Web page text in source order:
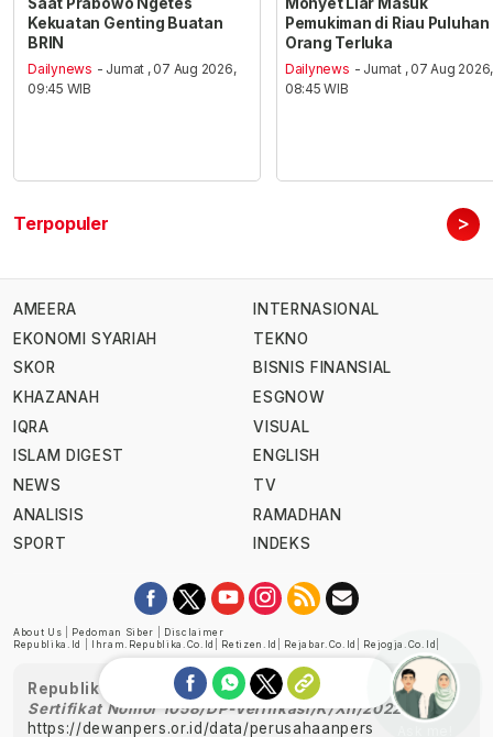
Kekuatan Genting Buatan
BRIN
Dailynews - Jumat , 07 Aug 2026,
09:45 WIB
Pemukiman di Riau Puluhan
Orang Terluka
Dailynews - Jumat , 07 Aug 2026,
08:45 WIB
Terpopuler >
AMEERA
EKONOMI SYARIAH
SKOR
KHAZANAH
IQRA
ISLAM DIGEST
NEWS
ANALISIS
SPORT
INTERNASIONAL
TEKNO
BISNIS FINANSIAL
ESGNOW
VISUAL
ENGLISH
TV
RAMADHAN
INDEKS
About Us Pedoman Siber
Disclaimer
Republika.id
Ihram.republika.co.id Retizen.id Rejabar.co.id Rejogja.co.id
Republika telah diverifikasi oleh Dewan Pers
Sertifikat Nomor 1058/DP-Verifikasi/K/XII/2022
https://dewanpers.or.id/data/perusahaanpers